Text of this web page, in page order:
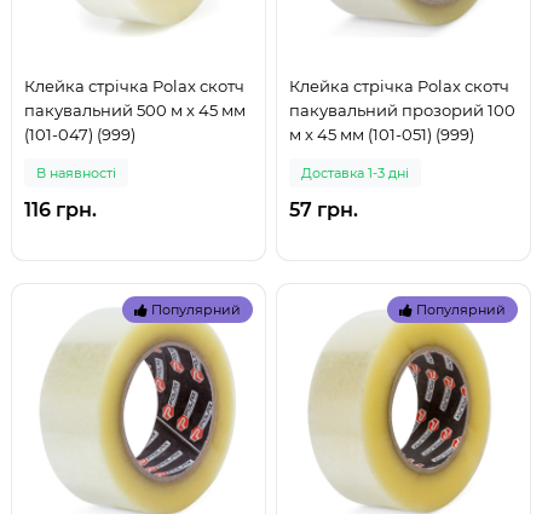
Клейка стрічка Polax скотч
пакувальний 500 м x 45 мм
(101-047) (999)
В наявностi
116 грн.
Клейка стрічка Polax скотч
пакувальний прозорий 100
м x 45 мм (101-051) (999)
Доставка 1-3 дні
57 грн.
Популярний Популярний